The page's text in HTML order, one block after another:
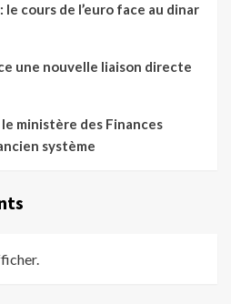
cours de l’euro face au dinar
une nouvelle liaison directe
ministère des Finances
système